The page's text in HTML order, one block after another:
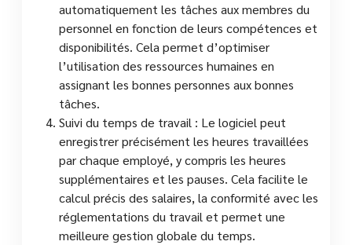
automatiquement les tâches aux membres du
personnel en fonction de leurs compétences et
disponibilités. Cela permet d’optimiser
l’utilisation des ressources humaines en
assignant les bonnes personnes aux bonnes
tâches.
Suivi du temps de travail : Le logiciel peut
enregistrer précisément les heures travaillées
par chaque employé, y compris les heures
supplémentaires et les pauses. Cela facilite le
calcul précis des salaires, la conformité avec les
réglementations du travail et permet une
meilleure gestion globale du temps.